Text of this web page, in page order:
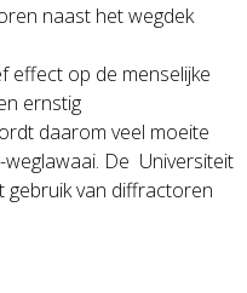
naast het wegdek
effect op de menselijke
ernstig
daarom veel moeite
De Universiteit
van diffractoren